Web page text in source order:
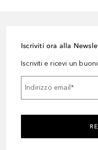
Iscriviti ora alla
Iscriviti e ricevi un
Indirizzo email*